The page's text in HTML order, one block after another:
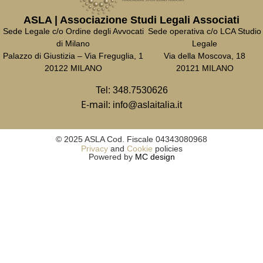
ASLA | Associazione Studi Legali Associati
Sede Legale c/o Ordine degli Avvocati
di Milano
Palazzo di Giustizia – Via Freguglia, 1
20122 MILANO
Sede operativa c/o LCA Studio
Legale
Via della Moscova, 18
20121 MILANO
Tel: 348.7530626
E-mail: info@aslaitalia.it
© 2025 ASLA Cod. Fiscale 04343080968
Privacyand Cookie policies
Powered by MC design